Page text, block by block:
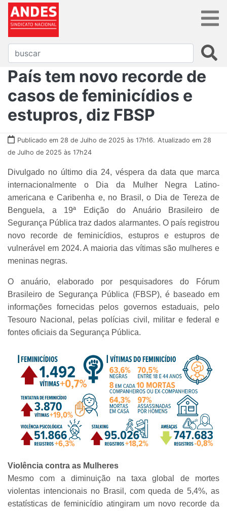
País tem novo recorde de
casos de feminicídios e
estupros, diz FBSP
Publicado em 28 de Julho de 2025 às 17h16. Atualizado em 28
de Julho de 2025 às 17h24
Divulgado no último dia 24, véspera da data que marca
internacionalmente o Dia da Mulher Negra Latino-
americana e Caribenha e, no Brasil, o Dia de Tereza de
Benguela, a 19ª Edição do Anuário Brasileiro de
Segurança Pública traz dados alarmantes. O país registrou
novo recorde de feminicídios, estupros e estupros de
vulnerável em 2024. A maioria das vítimas são mulheres e
meninas negras.
O anuário, elaborado por pesquisadores do Fórum
Brasileiro de Segurança Pública (FBSP), é baseado em
informações fornecidas pelos governos estaduais, pelo
Tesouro Nacional, pelas polícias civil, militar e federal e
fontes oficiais da Segurança Pública.
Violência contra as Mulheres
Mesmo com a diminuição na taxa global de mortes
violentas intencionais no Brasil, com queda de 5,4%, as
estatísticas de feminicídio atingiram um novo recorde da